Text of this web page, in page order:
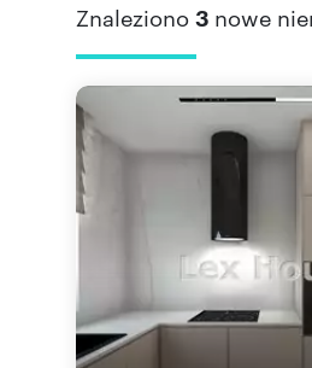
Znaleziono 3 nowe